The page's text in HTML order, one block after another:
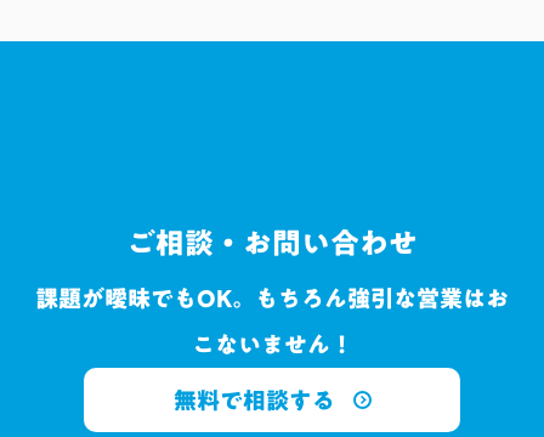
ご相談・お問い合わせ
課題が曖昧でもOK。もちろん強引な営業はお
こないません！
無料で相談する